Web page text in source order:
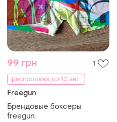
99 грн
1
распродажа до 10 авг.
Freegun
Брендовые боксеры
freegun.